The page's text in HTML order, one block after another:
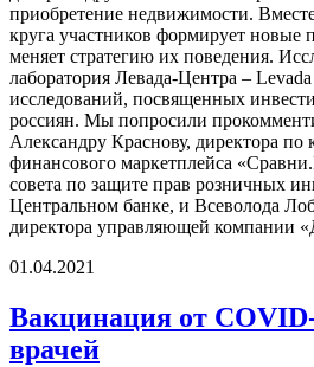
приобретение недвижимости.
круга участников формирует новые
меняет стратегию их поведения.
лаборатория Левада-Центра –
исследований, посвященных
россиян. Мы попросили
Александру Краснову, директора
финансового маркетплейса
совета по защите прав розничных
Центральном банке, и Всеволода
директора управляющей компании
01.04.2021
Вакцинация от
врачей